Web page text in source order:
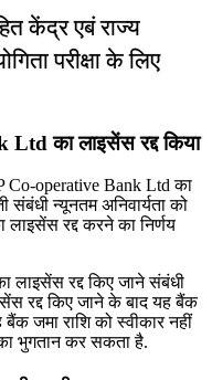
केंद्र एबं राज्य
परीक्षा के लिए
का लाइसेंस रद्द किया
Co-operative Bank Ltd का
संबंधी न्यूनतम अनिवार्यता को
रद्द करने का निर्णय
लाइसेंस रद्द किए जाने संबंधी
रद्द किए जाने के बाद यह बैंक
जमा राशि को स्वीकार नहीं
भुगतान कर सकता है.